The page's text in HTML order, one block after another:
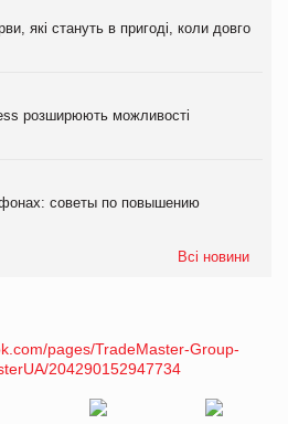
які стануть в пригоді, коли довго
розширюють можливості
советы по повышению
Всі новини